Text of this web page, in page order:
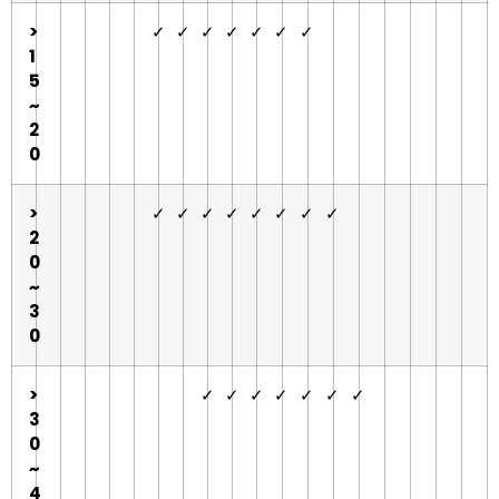
>
1
5
~
2
0
✓ ✓ ✓ ✓ ✓ ✓ ✓
>
2
0
~
3
0
✓ ✓ ✓ ✓ ✓ ✓ ✓ ✓
>
3
0
~
4
✓ ✓ ✓ ✓ ✓ ✓ ✓